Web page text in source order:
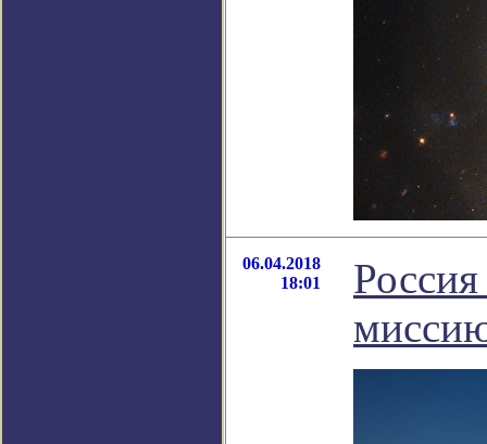
06.04.2018
18:01